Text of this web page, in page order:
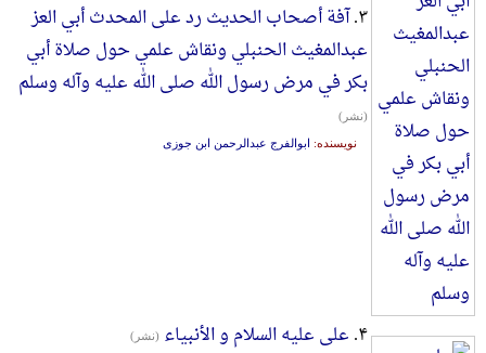
۳. آفة أصحاب الحدیث رد علی المحدث أبي العز
عبدالمغیث الحنبلي ونقاش علمي حول صلاة أبي
بکر في مرض رسول الله صلی الله علیه وآله وسلم
(نشر)
نویسنده: ابوالفرج عبدالرحمن ابن جوزی
۴. علی علیه السلام و الأنبیاء (نشر)